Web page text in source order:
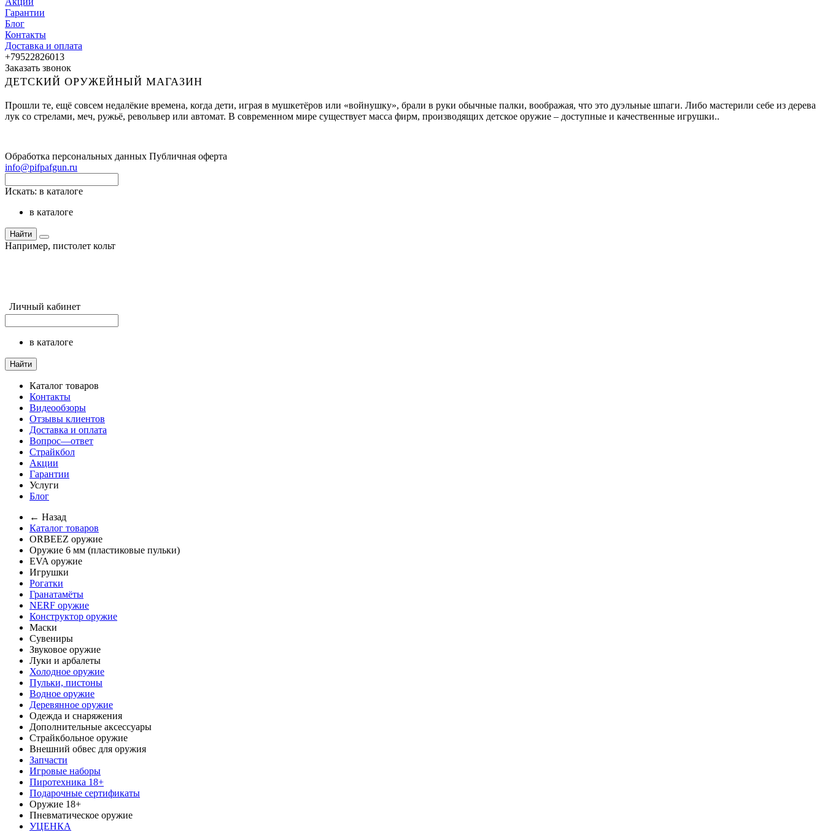
Гарантии
Блог
Контакты
Доставка и оплата
+79522826013
Заказать звонок
ДЕТСКИЙ ОРУЖЕЙНЫЙ МАГАЗИН
Прошли те, ещё совсем недалёкие времена, когда дети, играя в мушкетёров или «войнушку», брали в руки обычные палки, воображая, что это дуэльные шпаги. Либо мастерили себе из дерева
лук со стрелами, меч, ружьё, револьвер или автомат. В современном мире существует масса фирм, производящих детское оружие – доступные и качественные игрушки..
Обработка персональных данных Публичная оферта
info@pifpafgun.ru
Искать: в каталоге
в каталоге
Найти
Например, пистолет кольт
Личный кабинет
в каталоге
Найти
Каталог товаров
Контакты
Видеообзоры
Отзывы клиентов
Доставка и оплата
Вопрос—ответ
Страйкбол
Акции
Гарантии
Услуги
Блог
← Назад
Каталог товаров
ORBEEZ оружие
Оружие 6 мм (пластиковые пульки)
EVA оружие
Игрушки
Рогатки
Гранатамёты
NERF оружие
Конструктор оружие
Маски
Сувениры
Звуковое оружие
Луки и арбалеты
Холодное оружие
Пульки, пистоны
Водное оружие
Деревянное оружие
Одежда и снаряжения
Дополнительные аксессуары
Страйкбольное оружие
Внешний обвес для оружия
Запчасти
Игровые наборы
Пиротехника 18+
Подарочные сертификаты
Оружие 18+
Пневматическое оружие
УЦЕНКА